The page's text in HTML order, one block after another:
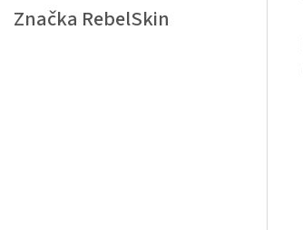
Značka RebelSkin